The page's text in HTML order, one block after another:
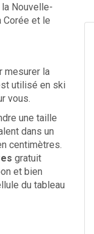
la Nouvelle-
Corée et le
mesurer la
utilisé en ski
vous.
une taille
dans un
centimètres.
gratuit
et bien
du tableau